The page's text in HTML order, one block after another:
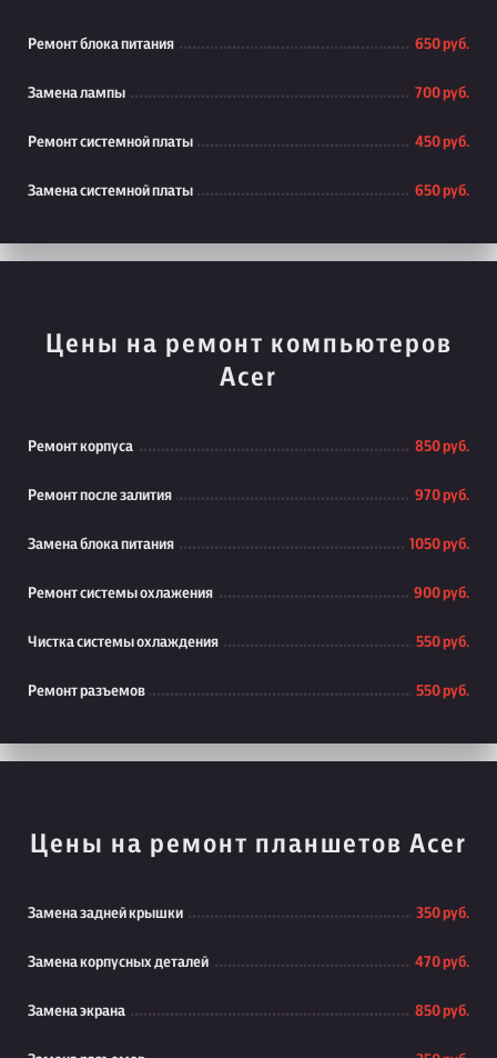
Ремонт блока питания 650 руб.
Замена лампы 700 руб.
Ремонт системной платы 450 руб.
Замена системной платы 650 руб.
Цены на ремонт компьютеров
Acer
Ремонт корпуса 850 руб.
Ремонт после залития 970 руб.
Замена блока питания 1050 руб.
Ремонт системы охлажения 900 руб.
Чистка системы охлаждения 550 руб.
Ремонт разъемов 550 руб.
Цены на ремонт планшетов Acer
Замена задней крышки 350 руб.
Замена корпусных деталей 470 руб.
Замена экрана 850 руб.